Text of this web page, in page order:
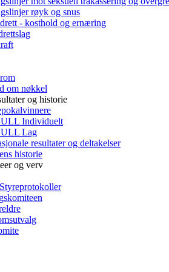
røyk og snus
- kosthold og ernæring
om nøkkel
og historie
Individuelt
Lag
resultater og deltakelser
historie
og verv
Styreprotokoller